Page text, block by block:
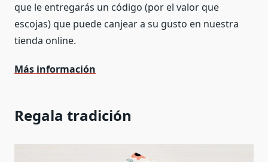
que le entregarás un código (por el valor que
escojas) que puede canjear a su gusto en nuestra
tienda online.
Más información
Regala tradición